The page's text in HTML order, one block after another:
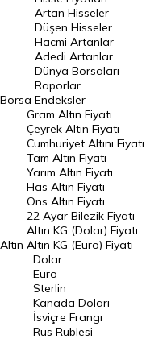
En Çok Düşen Hisseler
Hacmi Artanlar
Geçmiş Kapanışlar
Dünya Borsaları
Raporlar
Endeksler
DÖVİZ
Döviz Kuru
Dolar Kuru
Euro Kuru
Pound Kuru
Frank Kuru
Riyal Kuru
Borsa
Artan Hisseler
Düşen Hisseler
Hacmi Artanlar
Adedi Artanlar
Dünya Borsaları
Raporlar
Endeksler
Altın
Gram Altın Fiyatı
Çeyrek Altın Fiyatı
Cumhuriyet Altını Fiyatı
Tam Altın Fiyatı
Yarım Altın Fiyatı
Has Altın Fiyatı
Ons Altın Fiyatı
22 Ayar Bilezik Fiyatı
Altın KG (Dolar) Fiyatı
Altın KG (Euro) Fiyatı
Dolar
Euro
Sterlin
Kanada Doları
İsviçre Frangı
Rus Rublesi